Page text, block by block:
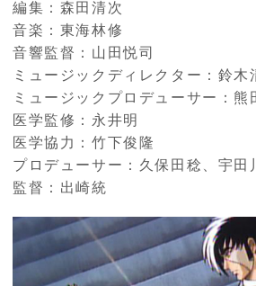
編集：森田清次
音楽：東海林修
音響監督：山田悦司
ミュージックディレクター：鈴木
ミュージックプロデューサー：熊
医学監修：永井明
医学協力：竹下俊隆
プロデューサー：久保田稔、宇田
監督：出崎統